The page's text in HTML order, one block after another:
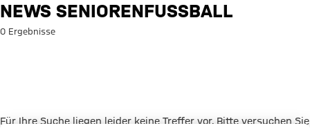
Suche: News Seniorenfußball
NEWS SENIORENFUSSBALL
0 Ergebnisse
Für Ihre Suche liegen leider keine Treffer vor. Bitte versuchen Sie